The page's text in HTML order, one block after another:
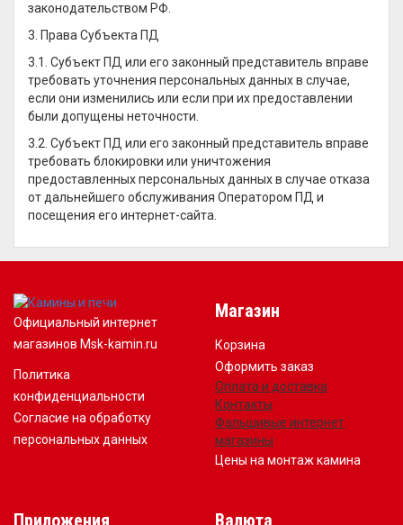
законодательством РФ.
3. Права Субъекта ПД
3.1. Субъект ПД или его законный представитель вправе
требовать уточнения персональных данных в случае,
если они изменились или если при их предоставлении
были допущены неточности.
3.2. Субъект ПД или его законный представитель вправе
требовать блокировки или уничтожения
предоставленных персональных данных в случае отказа
от дальнейшего обслуживания Оператором ПД и
посещения его интернет-сайта.
Официальный интернет
магазинов Msk-kamin.ru
Политика
конфиденциальности
Согласие на обработку
персональных данных
Магазин
Корзина
Оформить заказ
Оплата и доставка
Контакты
Фальшивые интернет
магазины
Цены на монтаж камина
Приложения Валюта